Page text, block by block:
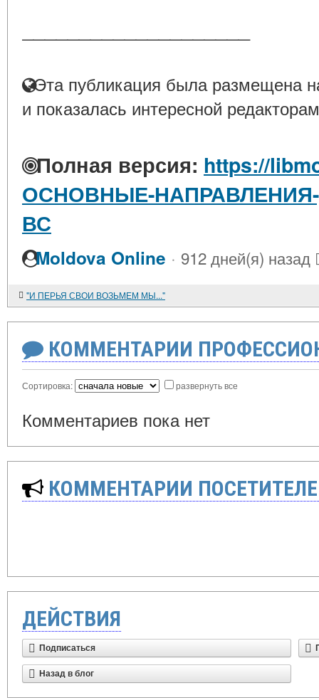
Эта публикация была размещена
и показалась интересной
Полная версия: https://
ОСНОВНЫЕ-
ВС
Moldova Online · 912 дней(я) назад
"И ПЕРЬЯ СВОИ ВОЗЬМЕМ МЫ..."
КОММЕНТАРИИ
Сортировка: развернуть все
Комментариев пока нет
КОММЕНТАРИИ
ДЕЙСТВИЯ
Подписаться
Назад в блог